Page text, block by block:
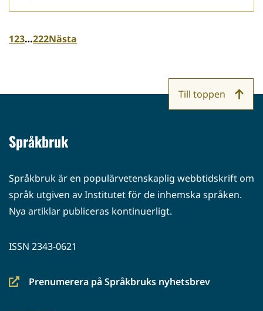
123…222Nästa
Språkbruk
Språkbruk är en populärvetenskaplig webbtidskrift om
språk utgiven av Institutet för de inhemska språken.
Nya artiklar publiceras kontinuerligt.
ISSN 2343-0621
Prenumerera på Språkbruks nyhetsbrev
(siirryt
Till toppen